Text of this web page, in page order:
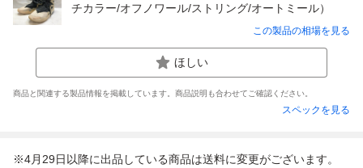
チカラー/オフノワール/ストリング/オートミール）
この製品の相場を見る
ほしい
商品と関連する製品情報を掲載しています。商品説明も合わせてご確認ください。
スペックを見る
※4月29日以降に出品している商品は送料に変更がございます。